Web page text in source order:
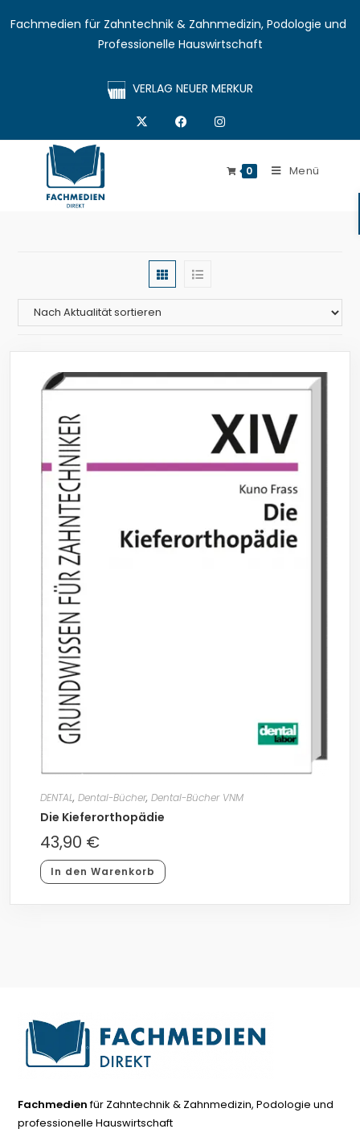
Fachmedien für Zahntechnik & Zahnmedizin, Podologie und
Professionelle Hauswirtschaft
VERLAG NEUER MERKUR
0 Menü
DENTAL, Dental-Bücher, Dental-Bücher VNM
Die Kieferorthopädie
43,90 €
In den Warenkorb
Fachmedienfür Zahntechnik & Zahnmedizin, Podologie und
professionelle Hauswirtschaft